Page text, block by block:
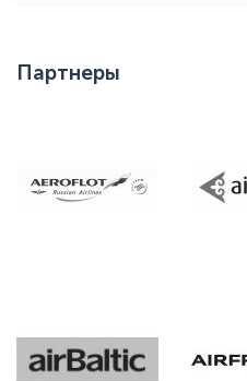
Партнеры